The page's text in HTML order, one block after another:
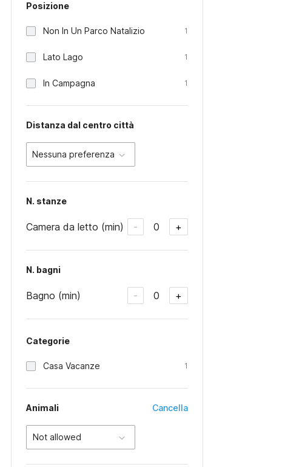
Posizione
Non In Un Parco Natalizio 1
Lato Lago 1
In Campagna 1
Distanza dal centro città
Nessuna preferenza
N. stanze
Camera da letto (min) - 0 +
N. bagni
Bagno (min) - 0 +
Categorie
Casa Vacanze 1
Animali Cancella
Not allowed